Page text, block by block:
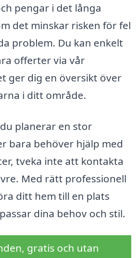
pengar i det långa
det minskar risken för fel
problem. Du kan enkelt
offerter via vår
ger dig en översikt över
i ditt område.
planerar en stor
bara behöver hjälp med
tveka inte att kontakta
Med rätt professionell
ditt hem till en plats
dina behov och stil.
gratis och utan